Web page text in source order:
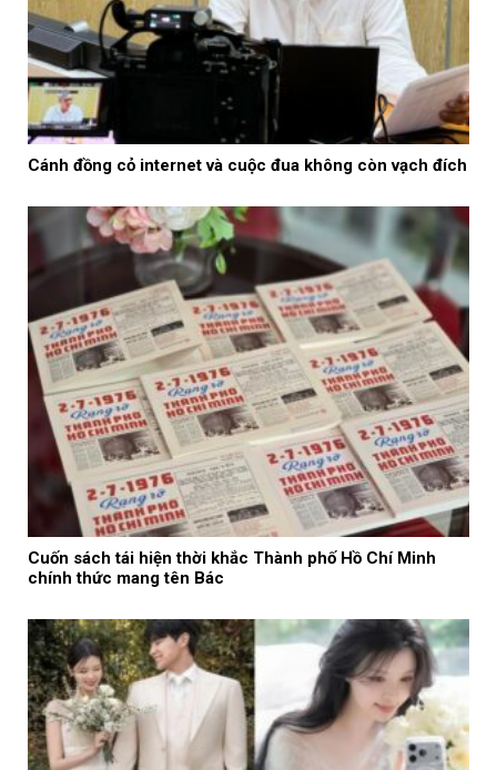
Cánh đồng cỏ internet và cuộc đua không còn vạch đích
Cuốn sách tái hiện thời khắc Thành phố Hồ Chí Minh
chính thức mang tên Bác